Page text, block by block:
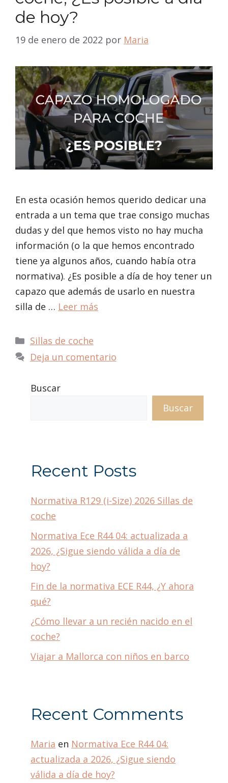
de hoy?
19 de enero de 2022 por Maria
En esta ocasión hemos querido dedicar una
entrada a un tema que trae consigo muchas
dudas y del que hemos visto no hay mucha
información (o la que hemos encontrado
tiene ya algunos años, cuando había otra
normativa). ¿Es posible a día de hoy tener un
capazo que además de usarlo en nuestra
silla de … Leer más
Categorías
Sillas de coche
Deja un comentario
Buscar
Buscar
Recent Posts
Normativa R129 (i-Size) 2026 Sillas de
coche
Normativa Ece R44 04: actualizada a
2026, ¿Sigue siendo válida a día de
hoy?
Fin de la normativa ECE R44, ¿Y ahora
qué?
¿Cómo llevar a un recién nacido en el
coche?
Viajar a Mallorca con niños en barco
Recent Comments
Maria en Normativa Ece R44 04:
actualizada a 2026, ¿Sigue siendo
válida a día de hoy?